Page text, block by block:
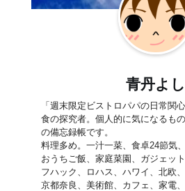
青丹よし
「週末限定ビストロパパの日常関心
食の探究者。個人的に気になるも
の備忘録帳です。
料理多め。一汁一菜、食卓24節気
おうちご飯、家庭菜園、ガジェッ
フハック、ロハス、ハワイ、北欧
京都奈良、美術館、カフェ、家電